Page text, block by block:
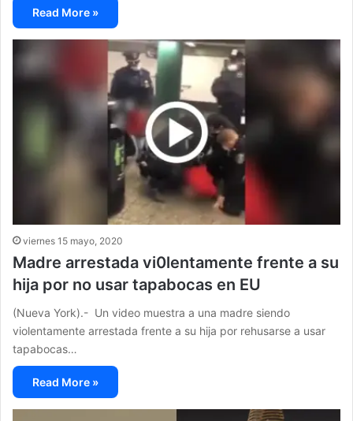
Read More »
viernes 15 mayo, 2020
Madre arrestada vi0lentamente frente a su
hija por no usar tapabocas en EU
(Nueva York).- Un video muestra a una madre siendo
violentamente arrestada frente a su hija por rehusarse a usar
tapabocas…
Read More »